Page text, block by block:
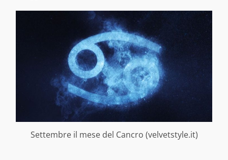
Settembre il mese del Cancro (velvetstyle.it)